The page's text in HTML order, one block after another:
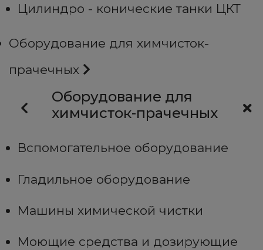
Цилиндро - конические танки ЦКТ
Оборудование для химчисток-
прачечных
Оборудование для
химчисток-прачечных
Вспомогательное оборудование
Гладильное оборудование
Машины химической чистки
Моющие средства и дозирующие